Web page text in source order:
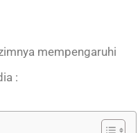
mempengaruhi
: